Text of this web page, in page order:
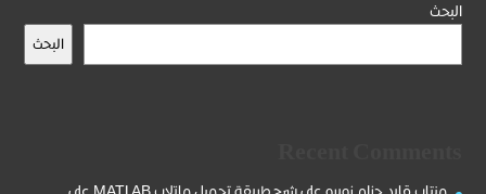
البحث
البحث